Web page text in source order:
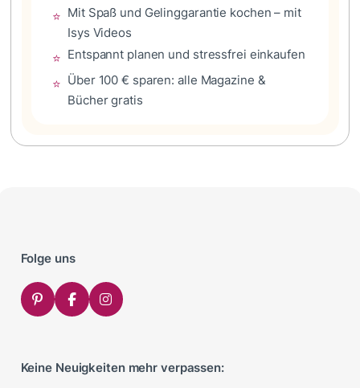
⭐ Mit Spaß und Gelinggarantie kochen – mit
Isys Videos
⭐ Entspannt planen und stressfrei einkaufen
⭐ Über 100 € sparen: alle Magazine &
Bücher gratis
Folge uns
Keine Neuigkeiten mehr verpassen: